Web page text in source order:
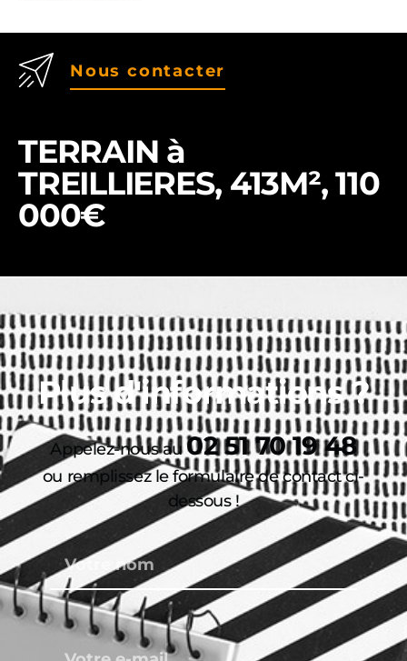
Nous contacter
TERRAIN à
TREILLIERES, 413M², 110
000€
Plus d'informations ?
Appelez-nous au02 51 70 19 48
ou remplissez le formulaire de contact ci-
dessous !